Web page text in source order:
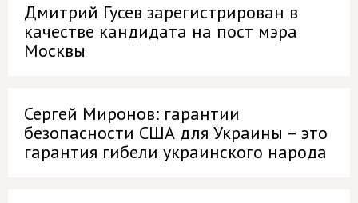
Дмитрий Гусев зарегистрирован в
качестве кандидата на пост мэра
Москвы
Сергей Миронов: гарантии
безопасности США для Украины – это
гарантия гибели украинского народа